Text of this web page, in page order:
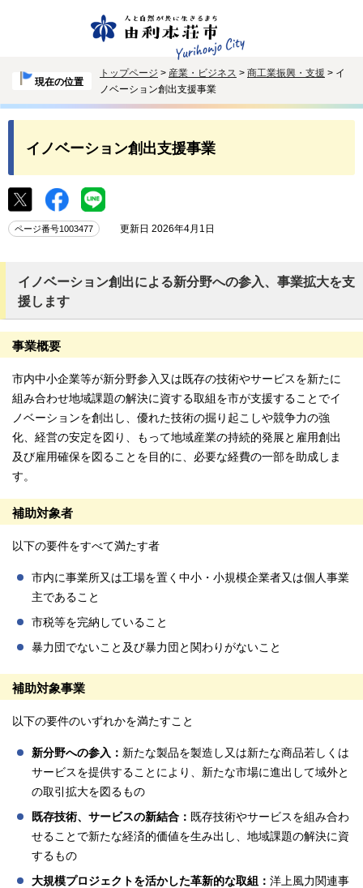
現在の位置
トップページ > 産業・ビジネス > 商工業振興・支援 > イ
ノベーション創出支援事業
イノベーション創出支援事業
ページ番号1003477 更新日 2026年4月1日
イノベーション創出による新分野への参入、事業拡大を支
援します
事業概要
市内中小企業等が新分野参入又は既存の技術やサービスを新たに
組み合わせ地域課題の解決に資する取組を市が支援することでイ
ノベーションを創出し、優れた技術の掘り起こしや競争力の強
化、経営の安定を図り、もって地域産業の持続的発展と雇用創出
及び雇用確保を図ることを目的に、必要な経費の一部を助成しま
す。
補助対象者
以下の要件をすべて満たす者
市内に事業所又は工場を置く中小・小規模企業者又は個人事業
主であること
市税等を完納していること
暴力団でないこと及び暴力団と関わりがないこと
補助対象事業
以下の要件のいずれかを満たすこと
新分野への参入： 新たな製品を製造し又は新たな商品若しくは
サービスを提供することにより、新たな市場に進出して域外と
の取引拡大を図るもの
既存技術、サービスの新結合： 既存技術やサービスを組み合わ
せることで新たな経済的価値を生み出し、地域課題の解決に資
するもの
大規模プロジェクトを活かした革新的な取組： 洋上風力関連事